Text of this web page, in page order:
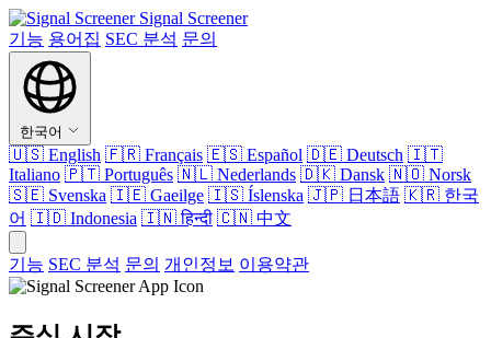
Signal Screener
기능 용어집 SEC 분석 문의
한국어
🇺🇸 English 🇫🇷 Français 🇪🇸 Español 🇩🇪 Deutsch 🇮🇹
Italiano 🇵🇹 Português 🇳🇱 Nederlands 🇩🇰 Dansk 🇳🇴 Norsk
🇸🇪 Svenska 🇮🇪 Gaeilge 🇮🇸 Íslenska 🇯🇵 日本語 🇰🇷 한국
어 🇮🇩 Indonesia 🇮🇳हिन्दी 🇨🇳 中文
기능 SEC 분석 문의 개인정보 이용약관